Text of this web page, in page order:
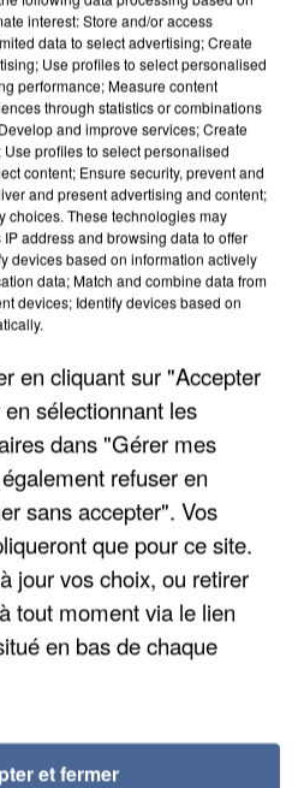
LES REFUGES
interest: Store and/or access
data to select advertising; Create
Use profiles to select personalised
performance; Measure content
through statistics or combinations
and improve services; Create
profiles to select personalised
content; Ensure security, prevent and
and present advertising and content;
choices. These technologies may
address and browsing data to offer
devices based on information actively
data; Match and combine data from
devices; Identify devices based on
en cliquant sur "Accepter
sélectionnant les
dans "Gérer mes
refuser en
sans accepter". Vos
que pour ce site.
jour vos choix, ou retirer
tout moment via le lien
en bas de chaque
et fermer